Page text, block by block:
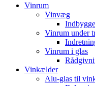
Vinrum
Vinvæg
Vinrum under
Vinrum i glas
Vinkælder
Alu-glas til